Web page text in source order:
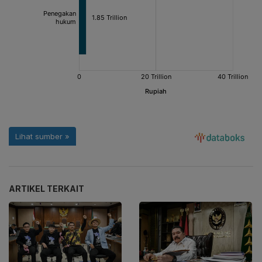
ARTIKEL TERKAIT